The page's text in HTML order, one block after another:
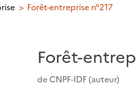
Forêt-entreprise n°217
Forêt-
de CNPF-IDF(auteur)